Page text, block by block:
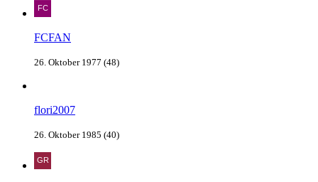
FCFAN
26. Oktober 1977 (48)
flori2007
26. Oktober 1985 (40)